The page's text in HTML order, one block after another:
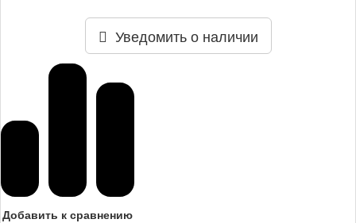
Уведомить о наличии
Добавить к сравнению